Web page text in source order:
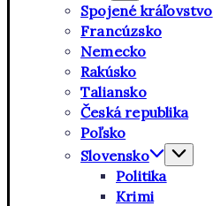
Spojené kráľovstvo
Francúzsko
Nemecko
Rakúsko
Taliansko
Česká republika
Poľsko
Slovensko
Politika
Krimi